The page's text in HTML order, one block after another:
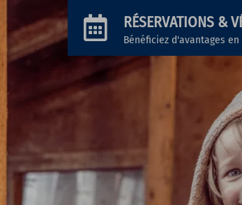
RÉSERVATIONS &
Bénéficiez d'avantages